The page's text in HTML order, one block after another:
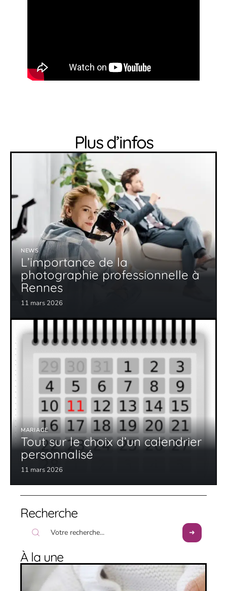
Plus d’infos
NEWS
L’importance de la
photographie professionnelle à
Rennes
11 mars 2026
MARIAGE
Tout sur le choix d’un calendrier
personnalisé
11 mars 2026
Recherche
À la une